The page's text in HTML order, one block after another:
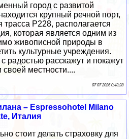
город с развитой
крупный речной порт,
Р228, располагается
которая является одним из
живописной природы в
культурные учреждения.
радостью расскажут и покажут
местности....
07 07 2026 0:43:28
– Espressohotel Milano
Италия
стоит делать страховку для